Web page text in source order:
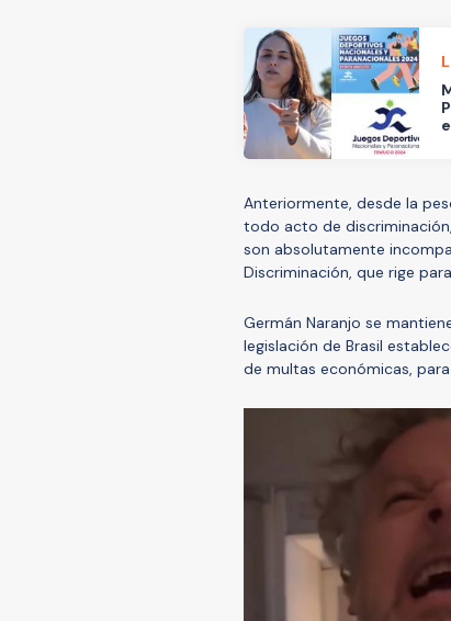
Anteriormente, desde la
todo acto de
son absolutamente
Discriminación, que rige
Germán Naranjo se
legislación de Brasil
de multas económicas,